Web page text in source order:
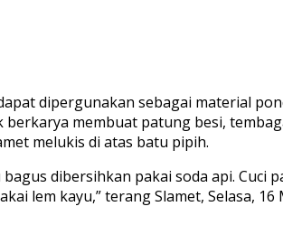
dipergunakan sebagai material
membuat patung besi,
melukis di atas batu pipih.
dibersihkan pakai soda api. Cuci
lem kayu,” terang Slamet, Selasa, 16